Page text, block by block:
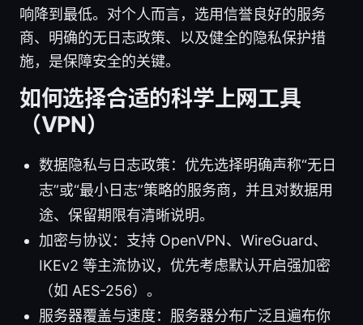
响降到最低。对个人而言，选用信誉良好的服务
商、明确的无日志政策、以及健全的隐私保护措
施，是保障安全的关键。
如何选择合适的科学上网工具
（VPN）
数据隐私与日志政策：优先选择明确声称“无日
志”或“最小日志”策略的服务商，并且对数据用
途、保留期限有清晰说明。
加密与协议：支持 OpenVPN、WireGuard、
IKEv2 等主流协议，优先考虑默认开启强加密
（如 AES-256）。
服务器覆盖与速度：服务器分布广泛且遍布你